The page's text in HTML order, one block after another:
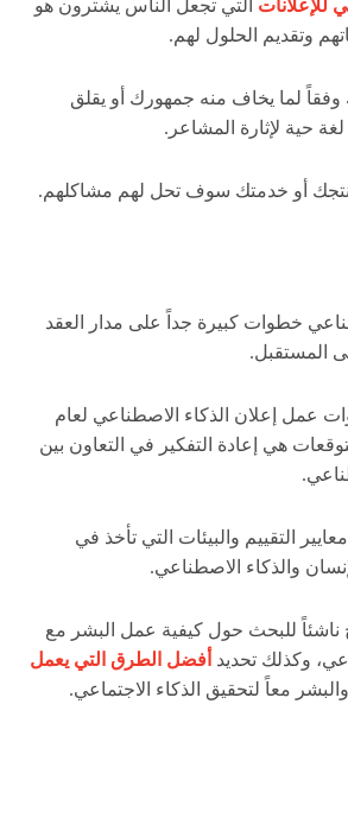
للإعلانات التي تجعل الناس يشترون هو
وتقديم الحلول لهم.
لما يخاف منه جمهورك أو يقلق
حية لإثارة المشاعر.
أو خدمتك سوف تحل لهم مشاكلهم.
خطوات كبيرة جداً على مدار العقد
المستقبل.
عمل إعلان الذكاء الاصطناعي لعام
هي إعادة التفكير في التعاون بين
التقييم والبيئات التي تأخذ في
والذكاء الاصطناعي.
للبحث حول كيفية عمل البشر مع
وكذلك تحديد أفضل الطرق التي يعمل
والبشر معاً لتحقيق الذكاء الاجتماعي.